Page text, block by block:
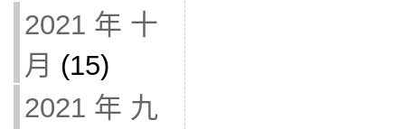
2021 年 十
月 (15)
2021 年 九